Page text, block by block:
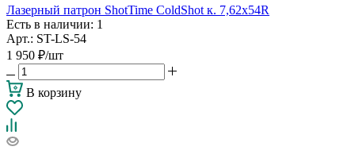
Лазерный патрон ShotTime ColdShot к. 7,62х54R
Есть в наличии: 1
Арт.: ST-LS-54
1 950 ₽/шт
В корзину